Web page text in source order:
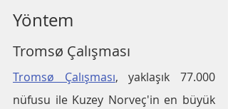
Yöntem
Tromsø Çalışması
Tromsø Çalışması, yaklaşık 77.000
nüfusu ile Kuzey Norveç'in en büyük